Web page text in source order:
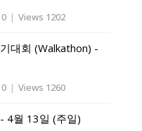
| Views 1202
대회 (Walkathon) -
| Views 1260
4월 13일 (주일)